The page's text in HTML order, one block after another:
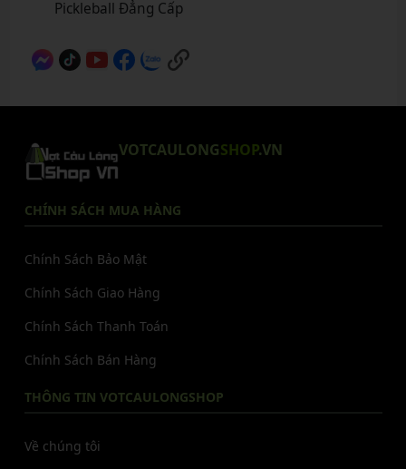
Pickleball Đẳng Cấp
VOTCAULONGSHOP.VN
CHÍNH SÁCH MUA HÀNG
Chính Sách Bảo Mật
Chính Sách Giao Hàng
Chính Sách Thanh Toán
Chính Sách Bán Hàng
THÔNG TIN VOTCAULONGSHOP
Về chúng tôi